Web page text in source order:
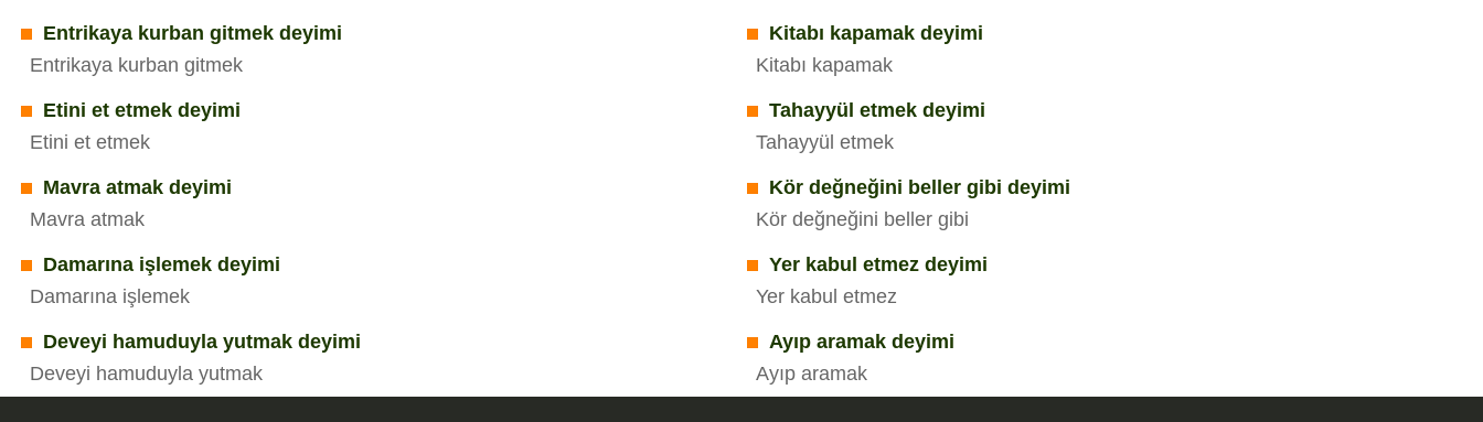
Entrikaya kurban gitmek deyimi
Entrikaya kurban gitmek
Kitabı kapamak deyimi
Kitabı kapamak
Etini et etmek deyimi
Etini et etmek
Tahayyül etmek deyimi
Tahayyül etmek
Mavra atmak deyimi
Mavra atmak
Kör değneğini beller gibi deyimi
Kör değneğini beller gibi
Damarına işlemek deyimi
Damarına işlemek
Yer kabul etmez deyimi
Yer kabul etmez
Deveyi hamuduyla yutmak deyimi
Deveyi hamuduyla yutmak
Ayıp aramak deyimi
Ayıp aramak